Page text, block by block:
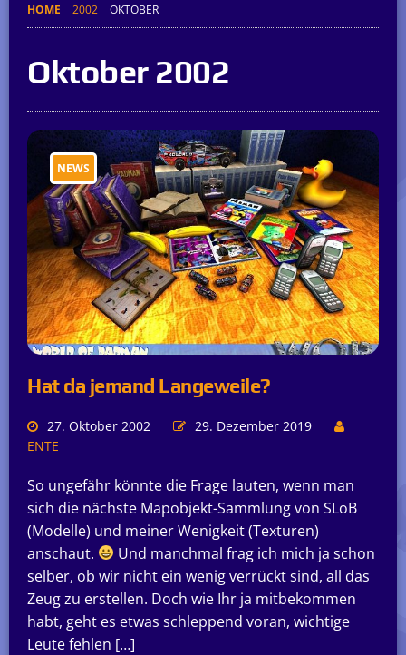
HOME 2002 OKTOBER
Oktober 2002
NEWS
Hat da jemand Langeweile?
27. Oktober 2002
29. Dezember 2019
ENTE
So ungefähr könnte die Frage lauten, wenn man
sich die nächste Mapobjekt-Sammlung von SLoB
(Modelle) und meiner Wenigkeit (Texturen)
anschaut.
Und manchmal frag ich mich ja schon
selber, ob wir nicht ein wenig verrückt sind, all das
Zeug zu erstellen. Doch wie Ihr ja mitbekommen
habt, geht es etwas schleppend voran, wichtige
Leute fehlen […]